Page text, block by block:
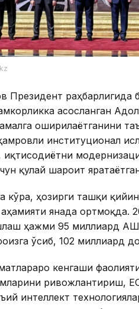
Президент раҳбарлигида
асосланган
оширилаётганини
институционал
қулай шароит
кўра, ҳозирги ташқи
янада ортмоқда.
ҳажми 95 миллиард
ўсиб, 102 миллиард
кенгаши
ривожлантириш,
интеллект